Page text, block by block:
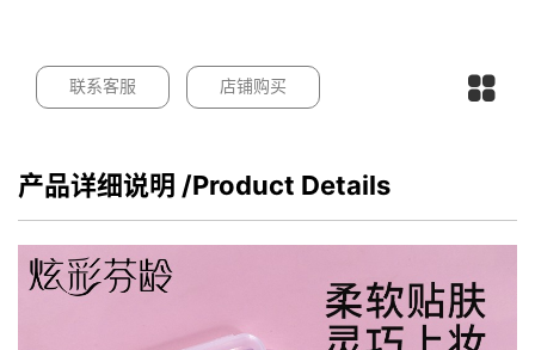
联系客服 店铺购买
产品详细说明 /Product Details